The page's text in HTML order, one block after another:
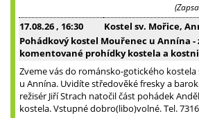
17.08.26 , 16:30
Kostel sv. Mořice,
Pohádkový kostel Mouřenec u Annína -
komentované prohídky kostela a
Zveme vás do románsko-gotického
u Annína. Uvidíte středověké fresky a
režisér Jiří Strach natočil část pohádek
kostela. Vstupné dobro(libo)volné. Tel.